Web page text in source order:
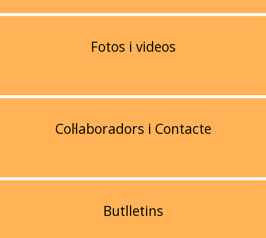
Fotos i videos
Col·laboradors i Contacte
Butlletins